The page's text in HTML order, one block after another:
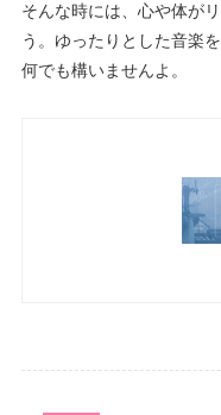
そんな時には、心や体が
う。ゆったりとした音楽
何でも構いませんよ。